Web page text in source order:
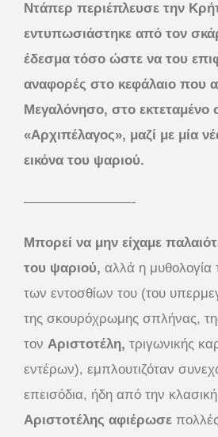
Ντάπερ περιέπλευσε την
εντυπωσιάστηκε από τον
έδεσμα τόσο ώστε να του
αναφορές στο κεφάλαιο που
Μεγαλόνησο, στο εκτεταμένο
«Αρχιπέλαγος», μαζί με μία
εικόνα του ψαριού.
————————-
Μπορεί να μην είχαμε
του ψαριού, αλλά η μυθολογία
των εντοσθίων του (του
της σκουρόχρωμης σπλήνας,
τον Αριστοτέλη, τριγωνικής
εντέρων), εμπλουτιζόταν
επεισόδια, ήδη από την
Αριστοτέλης αφιέρωσε